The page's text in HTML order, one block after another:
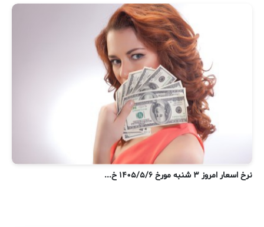
نرخ اسعار امروز ۳ شنبه مورخ ۱۴۰۵/۵/۶ خ...